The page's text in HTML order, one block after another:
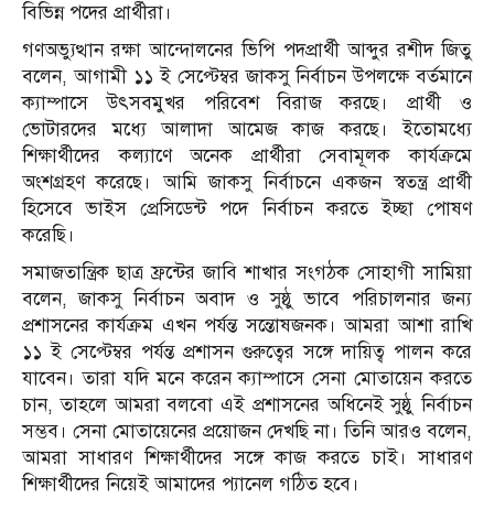
বিভিন্ন পদের প্রার্থীরা।
গণঅভ্যুত্থান রক্ষা আন্দোলনের ভিপি পদপ্রার্থী আব্দুর রশীদ জিতু
বলেন, আগামী ১১ ই সেপ্টেম্বর জাকসু নির্বাচন উপলক্ষে বর্তমানে
ক্যাম্পাসে উৎসবমুখর পরিবেশ বিরাজ করছে। প্রার্থী ও
ভোটারদের মধ্যে আলাদা আমেজ কাজ করছে। ইতোমধ্যে
শিক্ষার্থীদের কল্যাণে অনেক প্রার্থীরা সেবামূলক কার্যক্রমে
অংশগ্রহণ করেছে। আমি জাকসু নির্বাচনে একজন স্বতন্ত্র প্রার্থী
হিসেবে ভাইস প্রেসিডেন্ট পদে নির্বাচন করতে ইচ্ছা পোষণ
করেছি।
সমাজতান্ত্রিক ছাত্র ফ্রন্টের জাবি শাখার সংগঠক সোহাগী সামিয়া
বলেন, জাকসু নির্বাচন অবাদ ও সুষ্ঠু ভাবে পরিচালনার জন্য
প্রশাসনের কার্যক্রম এখন পর্যন্ত সন্তোষজনক। আমরা আশা রাখি
১১ ই সেপ্টেম্বর পর্যন্ত প্রশাসন গুরুত্বের সঙ্গে দায়িত্ব পালন করে
যাবেন। তারা যদি মনে করেন ক্যাম্পাসে সেনা মোতায়েন করতে
চান, তাহলে আমরা বলবো এই প্রশাসনের অধিনেই সুষ্ঠু নির্বাচন
সম্ভব। সেনা মোতায়েনের প্রয়োজন দেখছি না। তিনি আরও বলেন,
আমরা সাধারণ শিক্ষার্থীদের সঙ্গে কাজ করতে চাই। সাধারণ
শিক্ষার্থীদের নিয়েই আমাদের প্যানেল গঠিত হবে।